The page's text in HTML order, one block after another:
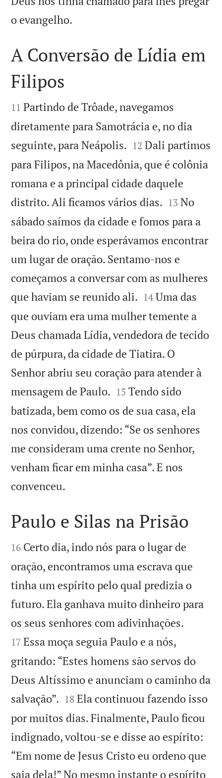
o evangelho.

A Conversão de Lídia em
Filipos

11 Partindo de Trôade, navegamos
diretamente para Samotrácia e, no dia
seguinte, para Neápolis. 

12 Dali partimos
para Filipos, na Macedônia, que é colônia
romana e a principal cidade daquele
distrito. Ali ficamos vários dias. 

13 No
sábado saímos da cidade e fomos para a
beira do rio, onde esperávamos encontrar
um lugar de oração. Sentamo-nos e
começamos a conversar com as mulheres
que haviam se reunido ali. 

14 Uma das
que ouviam era uma mulher temente a
Deus chamada Lídia, vendedora de tecido
de púrpura, da cidade de Tiatira. O
Senhor abriu seu coração para atender à
mensagem de Paulo. 

15 Tendo sido
batizada, bem como os de sua casa, ela
nos convidou, dizendo: “Se os senhores
me consideram uma crente no Senhor,
venham ficar em minha casa”. E nos
convenceu.

Paulo e Silas na Prisão

16 Certo dia, indo nós para o lugar de
oração, encontramos uma escrava que
tinha um espírito pelo qual predizia o
futuro. Ela ganhava muito dinheiro para
os seus senhores com adivinhações.
17 Essa moça seguia Paulo e a nós,
gritando: “Estes homens são servos do
Deus Altíssimo e anunciam o caminho da
salvação”. 

18 Ela continuou fazendo isso
por muitos dias. Finalmente, Paulo ficou
indignado, voltou-se e disse ao espírito:
“Em nome de Jesus Cristo eu ordeno que
saia dela!” No mesmo instante o espírito